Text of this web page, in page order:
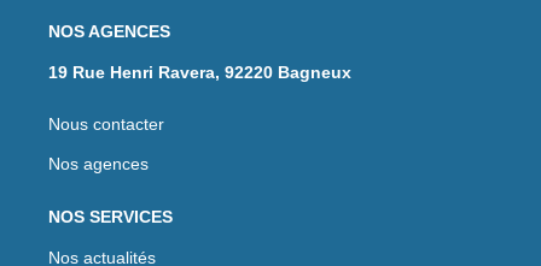
NOS AGENCES
19 Rue Henri Ravera, 92220 Bagneux
Nous contacter
Nos agences
NOS SERVICES
Nos actualités